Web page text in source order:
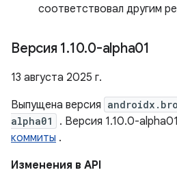
соответствовал другим
Версия 1.10.0-alpha01
13 августа 2025 г.
Выпущена версия
alpha01
. Версия 1.10.0-
коммиты .
Изменения в API